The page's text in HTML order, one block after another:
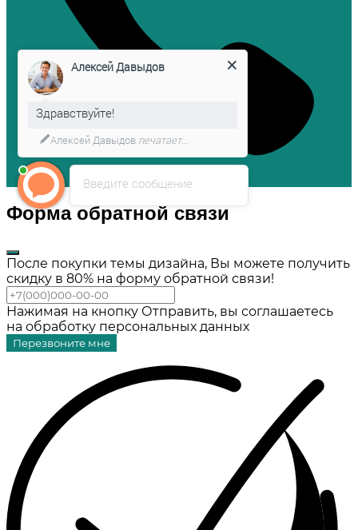
Форма обратной связи
После покупки темы дизайна, Вы можете получить
скидку в 80% на форму обратной связи!
Нажимая на кнопку Отправить, вы соглашаетесь
на обработку персональных данных
Перезвоните мне
Введите сообщение
Алексей Давыдов
Здравствуйте!
Алексей Давыдов печатает...